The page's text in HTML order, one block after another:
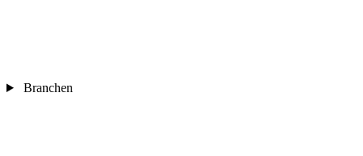
Branchen